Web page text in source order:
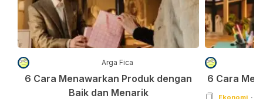
Arga Fica
6 Cara Menawarkan Produk dengan
Baik dan Menarik
6 Cara
Ekonomi